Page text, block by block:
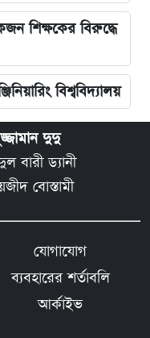
শিক্ষকের বিরুদ্ধে
বিশ্ববিদ্যালয়
দুদু
ড্যানী
বোস্তামী
যোগাযোগ
ব্যবহারের শর্তাবলি
আর্কাইভ